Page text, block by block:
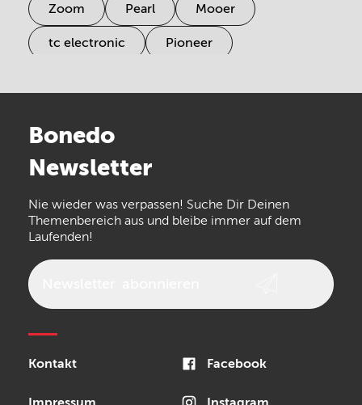
Zoom Pearl Mooer
tc electronic Pioneer
Arturia
the t.bone
Walrus Audio Epiphone
Bonedo
Newsletter
Nie wieder was verpassen! Suche Dir Deinen
Themenbereich aus und bleibe immer auf dem
Laufenden!
Kontakt Facebook